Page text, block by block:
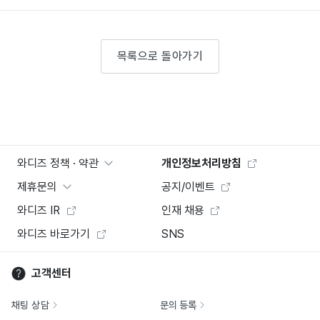
목록으로 돌아가기
와디즈 정책 · 약관
개인정보처리방침
제휴문의
공지/이벤트
와디즈 IR
인재 채용
와디즈 바로가기
SNS
고객센터
채팅 상담 문의 등록